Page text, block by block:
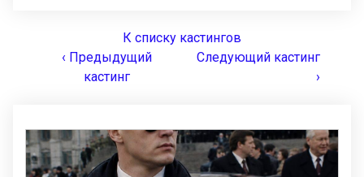
К списку кастингов
‹ Предыдущий
кастинг
Следующий кастинг
›